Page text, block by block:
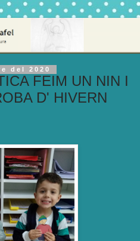
del 2020
FEIM UN NIN I
D' HIVERN